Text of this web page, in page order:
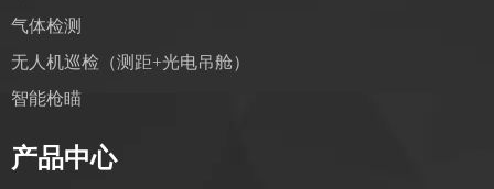
气体检测
无人机巡检（测距+光电吊舱）
智能枪瞄
产品中心